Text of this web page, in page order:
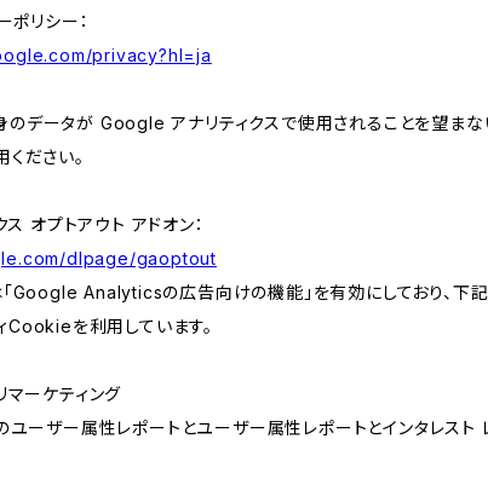
リシー：
privacy?hl=ja
のデータが Google アナリティクスで使用されることを望ま
ださい。
オプトアウト アドオン：
dlpage/gaoptout
「Google Analyticsの広告向けの機能」を有効にしており
Cookieを利用しています。
ーケティング
ザー属性レポートとユーザー属性レポートとインタレスト